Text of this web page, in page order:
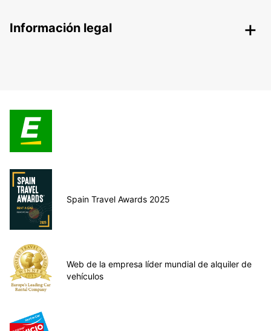
Información legal
Spain Travel Awards 2025
Web de la empresa líder mundial de alquiler de
vehículos